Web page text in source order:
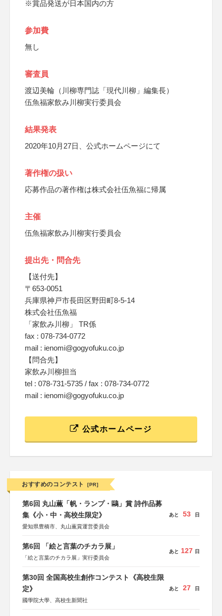
※賞品発送が日本国内の方
参加費
無し
審査員
渡辺美輪（川柳専門誌「現代川柳」編集長）
伍魚福家飲み川柳実行委員会
結果発表
2020年10月27日、公式ホームページにて
著作権の扱い
応募作品の著作権は株式会社伍魚福に帰属
主催
伍魚福家飲み川柳実行委員会
提出先・問合先
【送付先】
〒653-0051
兵庫県神戸市長田区野田町8-5-14
株式会社伍魚福
「家飲み川柳」 TR係
fax : 078-734-0772
mail : ienomi@gogyofuku.co.jp
【問合先】
家飲み川柳担当
tel : 078-731-5735 / fax : 078-734-0772
mail : ienomi@gogyofuku.co.jp
公式ホームページ
おすすめのコンテスト [PR]
第6回 丸山薫「帆・ランプ・鷗」賞 詩作品募
集《小・中・高校生限定》
愛知県豊橋市、丸山薫賞運営委員会
あと 53 日
第6回 「絵と言葉のチカラ展」
「絵と言葉のチカラ展」実行委員会
あと 127 日
第30回 全国高校生創作コンテスト《高校生限
定》
國學院大學、高校生新聞社
あと 27 日